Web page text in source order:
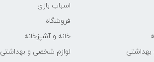
اسباب بازی
فروشگاه
خانه و آشپزخانه
لوازم شخصی و بهداشتی